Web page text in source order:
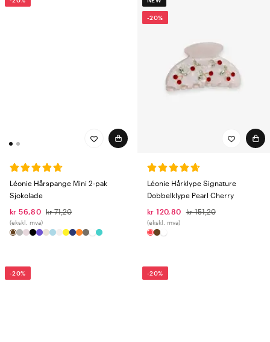
Léonie Hårspange Mini 2-pak
Sjokolade
kr 56,80 kr 71,20
(ekskl. mva)
-20%
Léonie Hårklype Signature
Dobbelklype Pearl Cherry
kr 120,80
kr 151,20
(ekskl. mva)
-20% -20%